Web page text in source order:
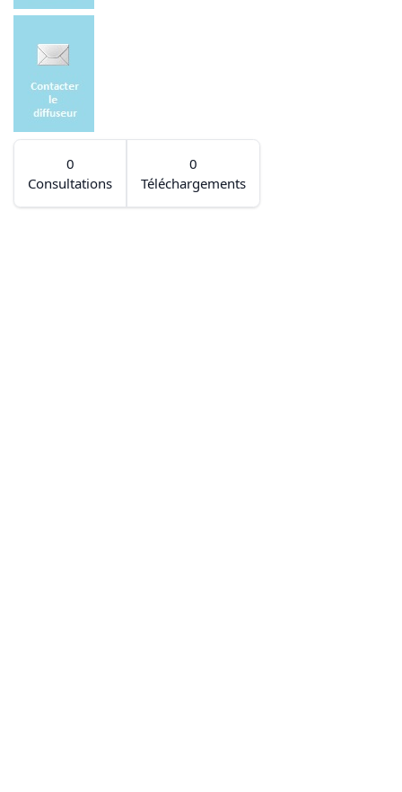
0
Consultations
0
Téléchargements